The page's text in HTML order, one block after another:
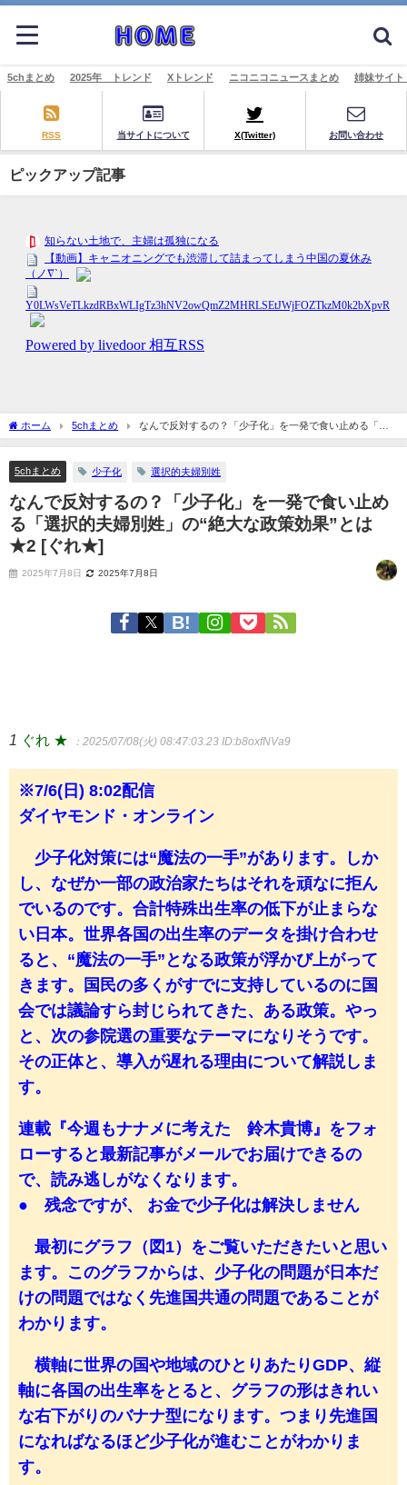
5chまとめ 2025年 トレンド Xトレンド ニコニコニュースまとめ 姉妹サイ
RSS 当サイトについて X(Twitter) お問い合わせ
ピックアップ記事
ホーム 5chまとめ
なんで反対するの？「少子化」を一発で食い止める「選
択的夫婦別姓」の“絶大な政策効果”とは ★2 [ぐれ★]
5chまとめ 少子化 選択的夫婦別姓
なんで反対するの？「少子化」を一発で食い止め
る「選択的夫婦別姓」の“絶大な政策効果”とは
★2 [ぐれ★]
2025年7月8日 2025年7月8日
1 ぐれ ★ ：2025/07/08(火) 08:47:03.23 ID:b8oxfNVa9
※7/6(日) 8:02配信
ダイヤモンド・オンライン
少子化対策には“魔法の一手”があります。しか
し、なぜか一部の政治家たちはそれを頑なに拒ん
でいるのです。合計特殊出生率の低下が止まらな
い日本。世界各国の出生率のデータを掛け合わせ
ると、“魔法の一手”となる政策が浮かび上がって
きます。国民の多くがすでに支持しているのに国
会では議論すら封じられてきた、ある政策。やっ
と、次の参院選の重要なテーマになりそうです。
その正体と、導入が遅れる理由について解説しま
す。
連載『今週もナナメに考えた 鈴木貴博』をフォ
ローすると最新記事がメールでお届けできるの
で、読み逃しがなくなります。
● 残念ですが、 お金で少子化は解決しません
最初にグラフ（図1）をご覧いただきたいと思い
ます。このグラフからは、少子化の問題が日本だ
けの問題ではなく先進国共通の問題であることが
わかります。
横軸に世界の国や地域のひとりあたりGDP、縦
軸に各国の出生率をとると、グラフの形はきれい
な右下がりのバナナ型になります。つまり先進国
になればなるほど少子化が進むことがわかりま
す。